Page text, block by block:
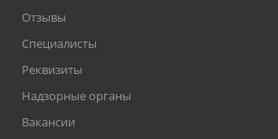
Отзывы
Специалисты
Реквизиты
Надзорные органы
Вакансии